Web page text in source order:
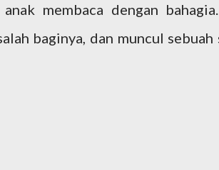
membaca dengan
baginya, dan muncul